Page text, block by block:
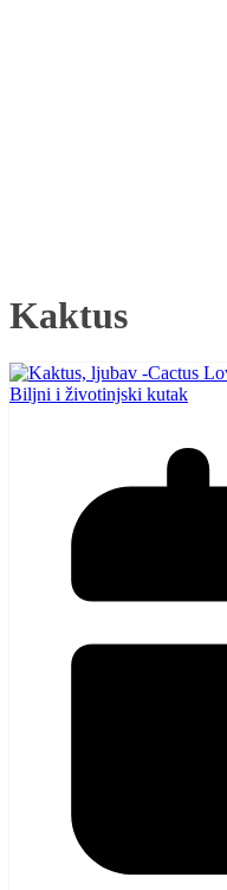
Kaktus
Biljni i životinjski kutak